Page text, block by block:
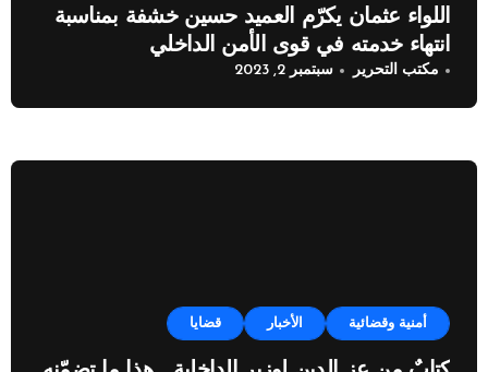
اللواء عثمان يكرّم العميد حسين خشفة بمناسبة
انتهاء خدمته في قوى الأمن الداخلي
مكتب التحرير سبتمبر 2, 2023
أمنية وقضائية الأخبار قضايا